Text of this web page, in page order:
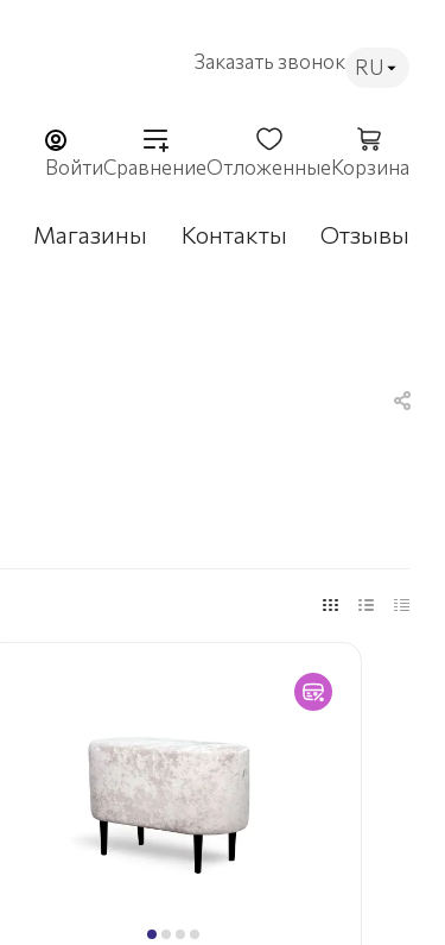
Заказать звонок RU
ВойтиСравнениеОтложенныеКорзина
Магазины Контакты Отзывы